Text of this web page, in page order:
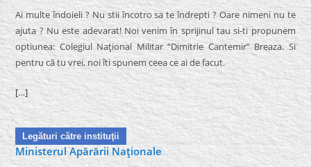
Ai multe îndoieli ? Nu stii încotro sa te îndrepti ? Oare nimeni nu te
ajuta ? Nu este adevarat! Noi venim în sprijinul tau si-ti propunem
optiunea: Colegiul Naţional Militar “Dimitrie Cantemir” Breaza. Si
pentru că tu vrei, noi îti spunem ceea ce ai de facut.
[…]
Legături către instituţii
Ministerul Apărării Naţionale